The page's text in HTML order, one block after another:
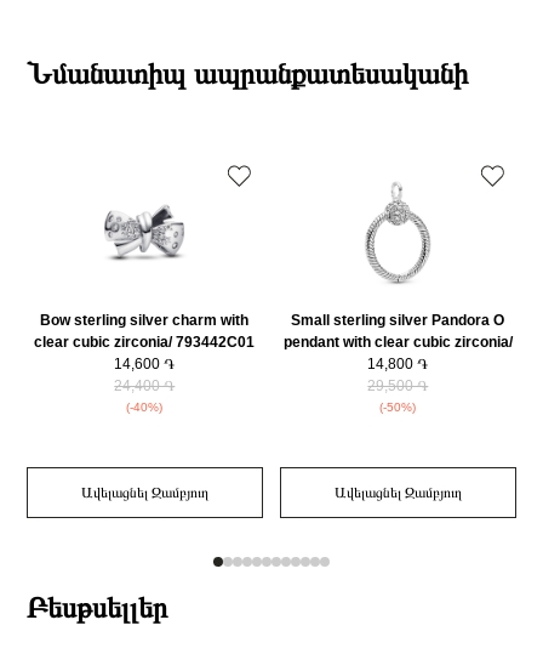
Նյութը
14K Վարդագույն ոսկու պատվածքով մետաղական խառնուրդ
Վարդագույն ոսկի
ընթացքում։
Դեպի մարզեր առաքումներն իրականացվում են 3-4 աշխատանքային
Նմանատիպ ապրանքատեսականի
Bow sterling silver charm with
clear cubic zirconia/ 793442C01
14,600 ֏
24,400 ֏
(-40%)
Ավելացնել Զամբյուղ
Small sterling silver Pandora O
pendant with clear cubic zirconia/
399097C01
14,800 ֏
29,500 ֏
(-50%)
Ավելացնել Զամբյուղ
Բեսթսելլեր